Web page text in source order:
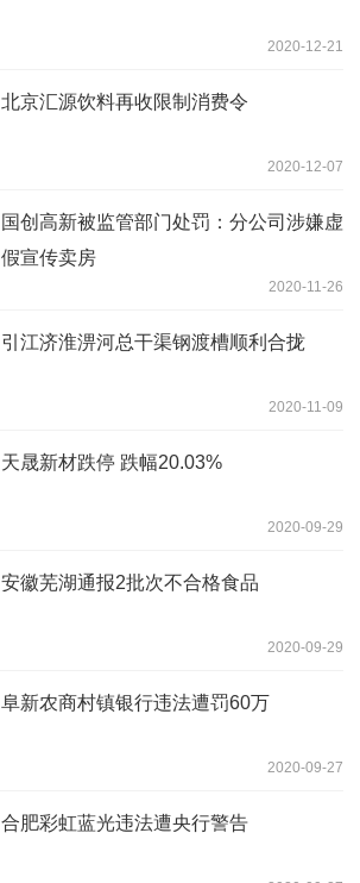
2020-12-21
北京汇源饮料再收限制消费令
2020-12-07
国创高新被监管部门处罚：分公司涉嫌虚
假宣传卖房
2020-11-26
引江济淮淠河总干渠钢渡槽顺利合拢
2020-11-09
天晟新材跌停 跌幅20.03%
2020-09-29
安徽芜湖通报2批次不合格食品
2020-09-29
阜新农商村镇银行违法遭罚60万
2020-09-27
合肥彩虹蓝光违法遭央行警告